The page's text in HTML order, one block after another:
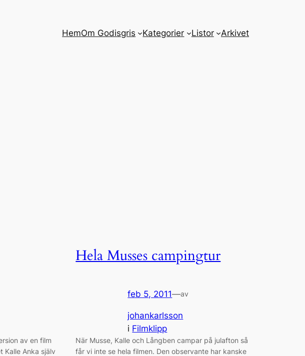
HemOm Godisgris Kategorier Listor Arkivet
av en film
Kalle Anka själv
Hela Musses campingtur
feb 5, 2011—av
johankarlsson
i Filmklipp
När Musse, Kalle och Långben campar på julafton så
får vi inte se hela filmen. Den observante har kanske